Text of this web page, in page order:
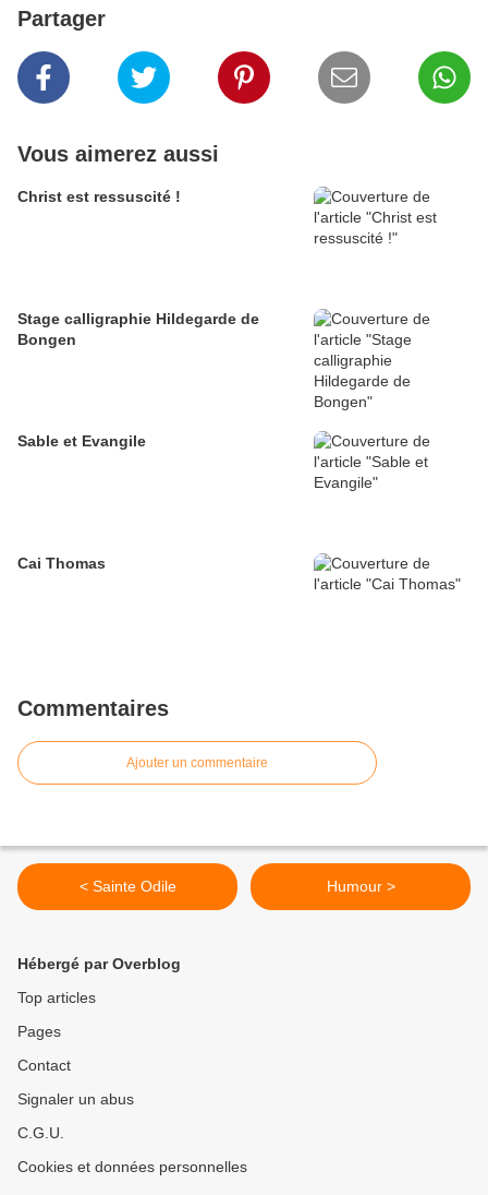
Partager
Vous aimerez aussi
Christ est ressuscité !
Stage calligraphie Hildegarde de
Bongen
Sable et Evangile
Cai Thomas
Commentaires
Ajouter un commentaire
< Sainte Odile Humour >
Hébergé par Overblog
Top articles
Pages
Contact
Signaler un abus
C.G.U.
Cookies et données personnelles